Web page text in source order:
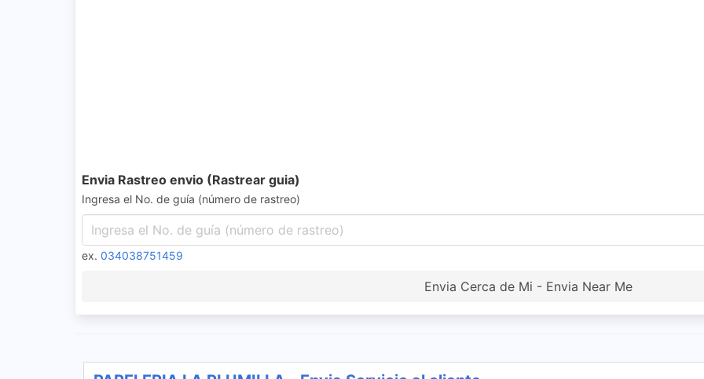
Envia Rastreo envio (Rastrear guia)
Ingresa el No. de guía (número de rastreo)
ex. 034038751459
Envia Cerca de Mi - Envia Near Me